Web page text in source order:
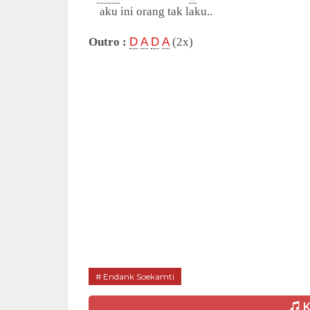
aku ini orang tak laku..
Outro : D A D A(2x)
Endank Soekamti